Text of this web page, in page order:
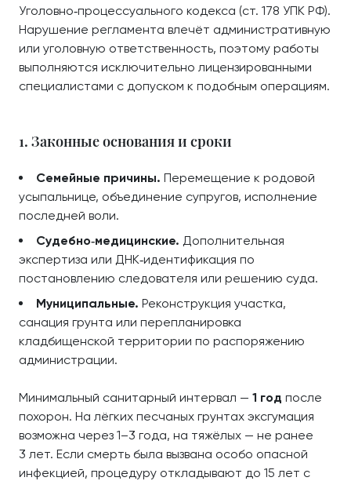
Уголовно‑процессуального кодекса (ст. 178 УПК РФ).
Нарушение регламента влечёт административную
или уголовную ответственность, поэтому работы
выполняются исключительно лицензированными
специалистами с допуском к подобным операциям.
1. Законные основания и сроки
Семейные причины. Перемещение к родовой
усыпальнице, объединение супругов, исполнение
последней воли.
Судебно‑медицинские. Дополнительная
экспертиза или ДНК‑идентификация по
постановлению следователя или решению суда.
Муниципальные. Реконструкция участка,
санация грунта или перепланировка
кладбищенской территории по распоряжению
администрации.
Минимальный санитарный интервал — 1 год после
похорон. На лёгких песчаных грунтах эксгумация
возможна через 1–3 года, на тяжёлых — не ранее
3 лет. Если смерть была вызвана особо опасной
инфекцией, процедуру откладывают до 15 лет с